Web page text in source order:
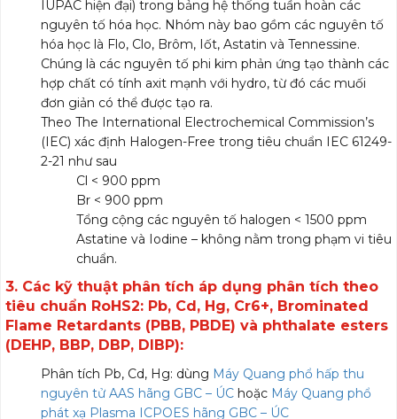
IUPAC hiện đại) trong bảng hệ thống tuần hoàn các
nguyên tố hóa học. Nhóm này bao gồm các nguyên tố
hóa học là Flo, Clo, Brôm, Iốt, Astatin và Tennessine.
Chúng là các nguyên tố phi kim phản ứng tạo thành các
hợp chất có tính axit mạnh với hydro, từ đó các muối
đơn giản có thể được tạo ra.
Theo The International Electrochemical Commission’s
(IEC) xác định Halogen-Free trong tiêu chuẩn IEC 61249-
2-21 như sau
Cl < 900 ppm
Br < 900 ppm
Tổng cộng các nguyên tố halogen < 1500 ppm
Astatine và Iodine – không nằm trong phạm vi tiêu
chuẩn.
3. Các kỹ thuật phân tích áp dụng phân tích theo
tiêu chuẩn RoHS2: Pb, Cd, Hg, Cr6+, Brominated
Flame Retardants (PBB, PBDE) và phthalate esters
(DEHP, BBP, DBP, DIBP):
Phân tích Pb, Cd, Hg: dùng Máy Quang phổ hấp thu
nguyên tử AAS hãng GBC – ÚC hoặc Máy Quang phổ
phát xạ Plasma ICPOES hãng GBC – ÚC